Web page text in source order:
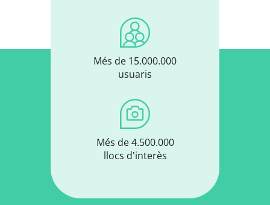
Més de 15.000.000
usuaris
Més de 4.500.000
llocs d'interès